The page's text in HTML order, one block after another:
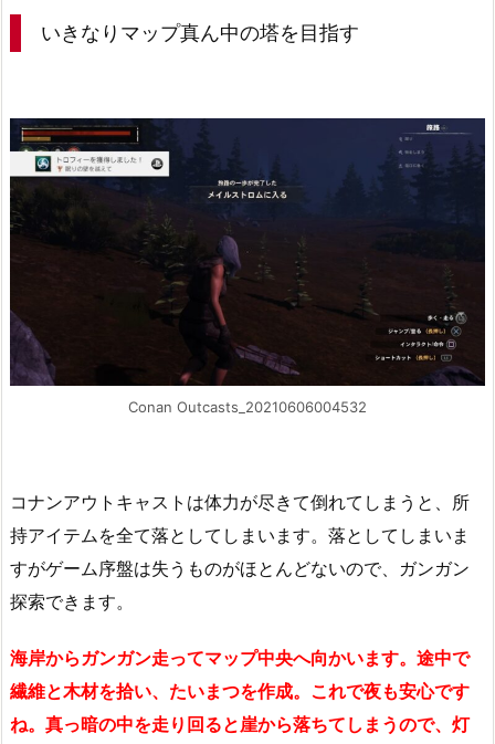
いきなりマップ真ん中の塔を目指す
Conan Outcasts_20210606004532
コナンアウトキャストは体力が尽きて倒れてしまうと、所
持アイテムを全て落としてしまいます。落としてしまいま
すがゲーム序盤は失うものがほとんどないので、ガンガン
探索できます。
海岸からガンガン走ってマップ中央へ向かいます。途中で
繊維と木材を拾い、たいまつを作成。これで夜も安心です
ね。真っ暗の中を走り回ると崖から落ちてしまうので、灯